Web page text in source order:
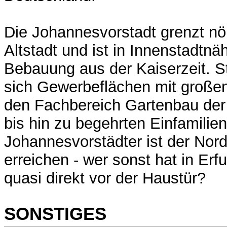
Die Johannesvorstadt grenzt
Altstadt und ist in
Bebauung aus der Kaiserzeit.
sich Gewerbeflächen mit
den Fachbereich Gartenbau
bis hin zu begehrten
Johannesvorstädter ist der
erreichen - wer sonst hat in
quasi direkt vor der Haustür?
SONSTIGES